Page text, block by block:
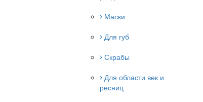
Маски
Для губ
Скрабы
Для области век и
ресниц